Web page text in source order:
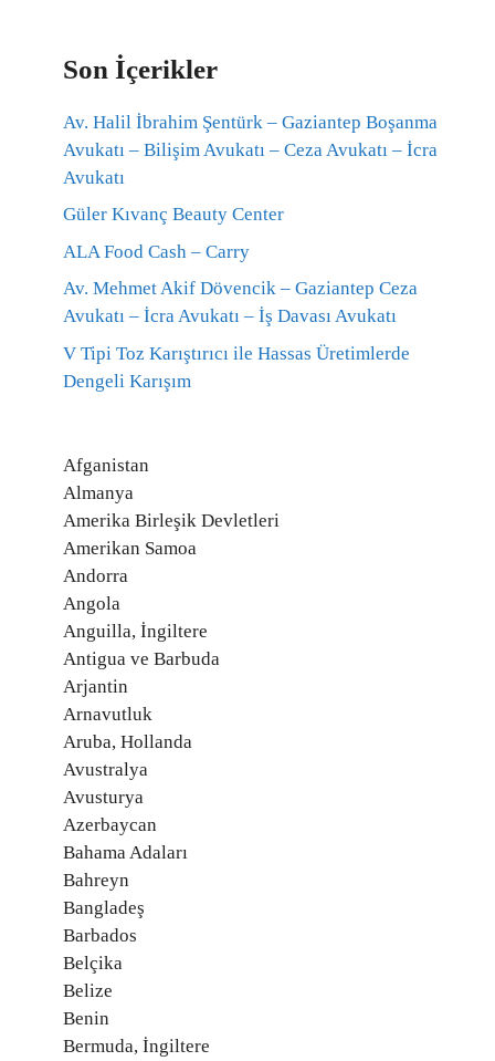
Son İçerikler
Av. Halil İbrahim Şentürk – Gaziantep Boşanma
Avukatı – Bilişim Avukatı – Ceza Avukatı – İcra
Avukatı
Güler Kıvanç Beauty Center
ALA Food Cash – Carry
Av. Mehmet Akif Dövencik – Gaziantep Ceza
Avukatı – İcra Avukatı – İş Davası Avukatı
V Tipi Toz Karıştırıcı ile Hassas Üretimlerde
Dengeli Karışım
Afganistan
Almanya
Amerika Birleşik Devletleri
Amerikan Samoa
Andorra
Angola
Anguilla, İngiltere
Antigua ve Barbuda
Arjantin
Arnavutluk
Aruba, Hollanda
Avustralya
Avusturya
Azerbaycan
Bahama Adaları
Bahreyn
Bangladeş
Barbados
Belçika
Belize
Benin
Bermuda, İngiltere